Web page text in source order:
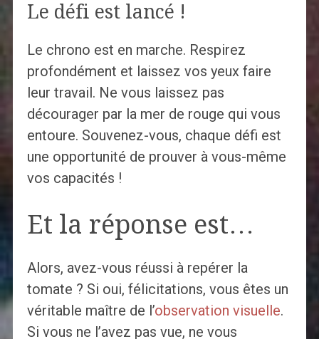
Le défi est lancé !
Le chrono est en marche. Respirez
profondément et laissez vos yeux faire
leur travail. Ne vous laissez pas
décourager par la mer de rouge qui vous
entoure. Souvenez-vous, chaque défi est
une opportunité de prouver à vous-même
vos capacités !
Et la réponse est…
Alors, avez-vous réussi à repérer la
tomate ? Si oui, félicitations, vous êtes un
véritable maître de l’observation visuelle.
Si vous ne l’avez pas vue, ne vous